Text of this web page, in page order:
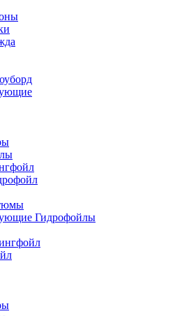
Гидрофойлы